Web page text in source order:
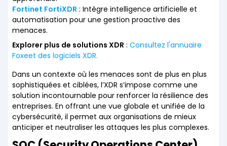
Fortinet FortiXDR : Intègre intelligence artificielle et
automatisation pour une gestion proactive des
menaces.
Explorer plus de solutions XDR : Consultez l'annuaire
Foxeet des logiciels XDR.
Dans un contexte où les menaces sont de plus en plus
sophistiquées et ciblées, l’XDR s’impose comme une
solution incontournable pour renforcer la résilience des
entreprises. En offrant une vue globale et unifiée de la
cybersécurité, il permet aux organisations de mieux
anticiper et neutraliser les attaques les plus complexes.